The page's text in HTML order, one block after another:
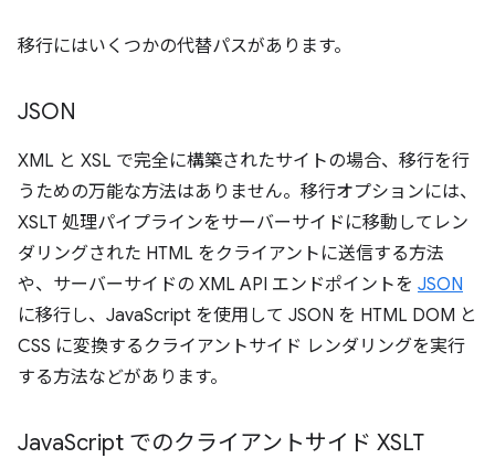
移行にはいくつかの代替パスがあります。
JSON
XML と XSL で完全に構築されたサイトの場合、移行を行
うための万能な方法はありません。移行オプションには、
XSLT 処理パイプラインをサーバーサイドに移動してレン
ダリングされた HTML をクライアントに送信する方法
や、サーバーサイドの XML API エンドポイントを JSON
に移行し、JavaScript を使用して JSON を HTML DOM と
CSS に変換するクライアントサイド レンダリングを実行
する方法などがあります。
JavaScript でのクライアントサイド XSLT